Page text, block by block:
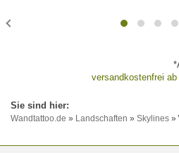
versandkostenfrei
Wandtattoo.de » Landschaften » Skylines »